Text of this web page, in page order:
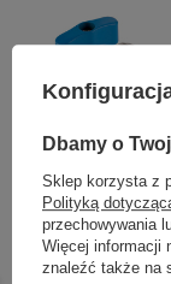
Zawór kulowy
16x2mm,
czerwony
Dbamy o
Sklep korzysta z
Polityką
przechowywania
Więcej informacji
znaleźć także na